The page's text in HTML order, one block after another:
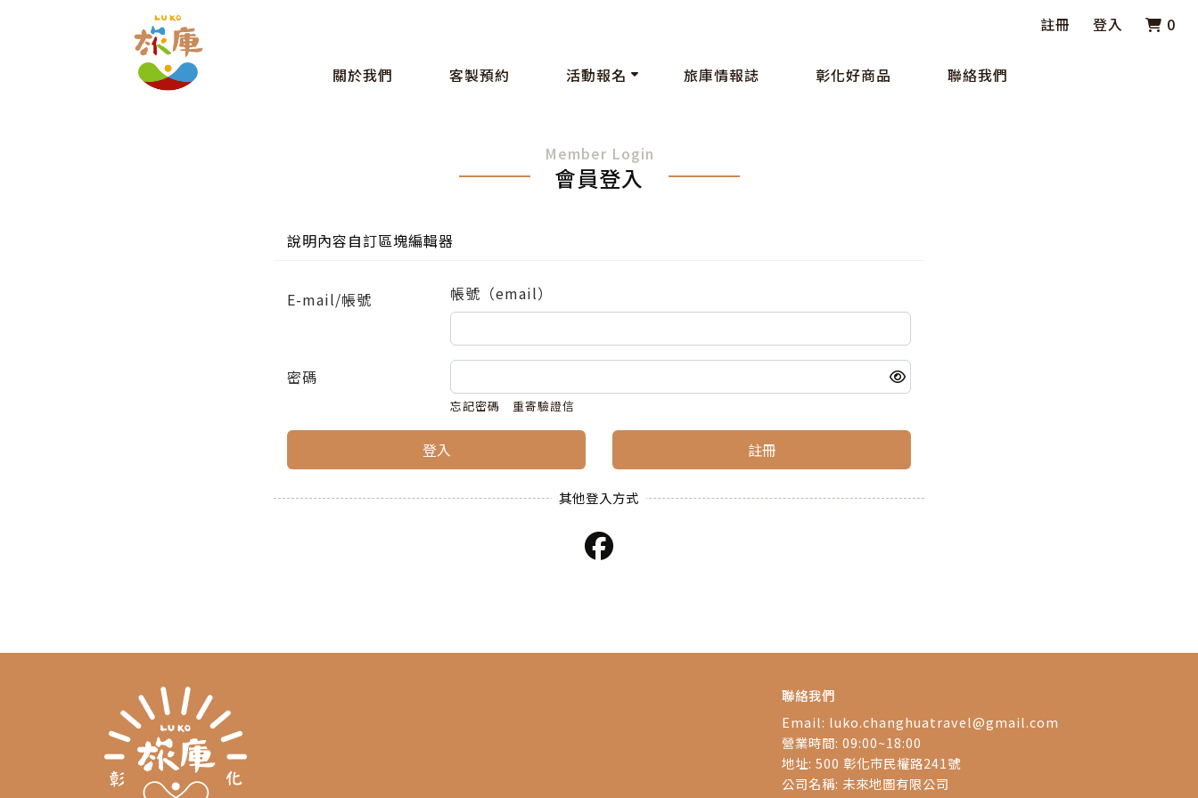
註冊 登入 0
關於我們 客製預約 活動報名 旅庫情報誌 彰化好商品 聯絡我們
Member Login
會員登入
說明內容自訂區塊編輯器
E-mail/帳號 帳號（email）
密碼
忘記密碼 重寄驗證信
登入 註冊
聯絡我們
Email: luko.changhuatravel@gmail.com
營業時間: 09:00~18:00
地址: 500 彰化市民權路241號
公司名稱: 未來地圖有限公司